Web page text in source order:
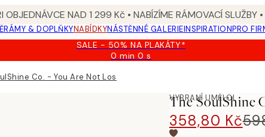
OBJEDNÁVCE NAD 1 299 Kč • NABÍZÍME RÁMOVACÍ SLUŽBY
RÁMY & DOPLŇKYNABÍDKYNÁSTĚNNÉ GALERIEINSPIRATIONPRO
SALE - 50% NA PLAKÁTY*
0 min0 s
Platné
Co. - You Are Not Lost Plakát
VYBRANÍ UMĚLCI
The SoulShine
358,80 Kč